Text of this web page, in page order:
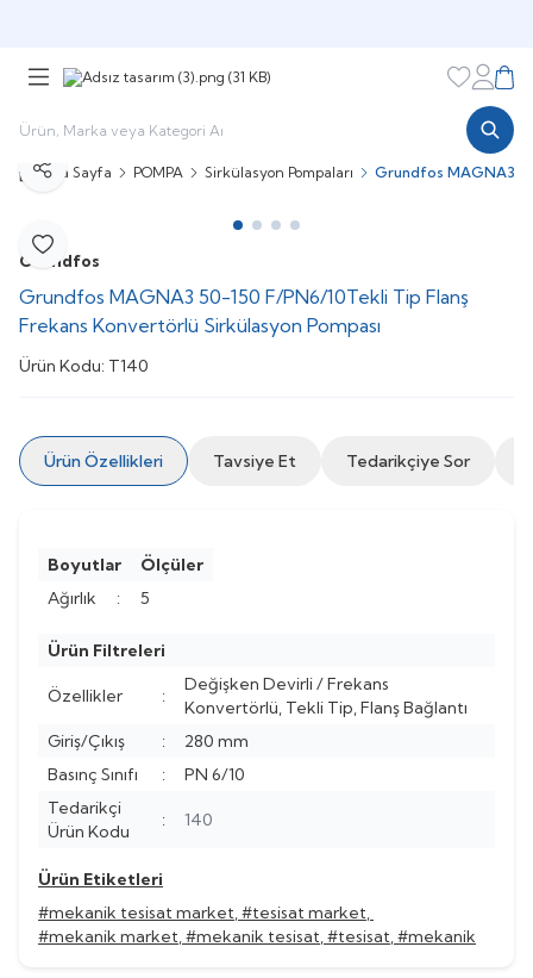
Favorilerim
Ana Sayfa POMPA Sirkülasyon Pompaları Grundfos MAGNA3
Favoriye Ekle
Paylaş
Grundfos
Grundfos MAGNA3 50-150 F/PN6/10Tekli Tip Flanş
Frekans Konvertörlü Sirkülasyon Pompası
Ürün Kodu: T140
Ürün Özellikleri Tavsiye Et Tedarikçiye Sor
Boyutlar
Ölçüler
Ağırlık
: 5
Ürün Filtreleri
Özellikler :
Değişken Devirli / Frekans
Konvertörlü, Tekli Tip, Flanş Bağlantı
Giriş/Çıkış
:
280 mm
Basınç Sınıfı
:
PN 6/10
Tedarikçi
Ürün Kodu
: 140
Ürün Etiketleri
#mekanik tesisat market,#tesisat market,
#mekanik market,#mekanik tesisat,#tesisat,#mekanik